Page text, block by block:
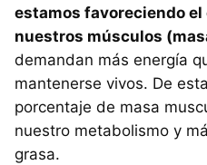
estamos favoreciendo
nuestros músculos
demandan más energía
mantenerse vivos. De
porcentaje de masa
nuestro metabolismo y
grasa.